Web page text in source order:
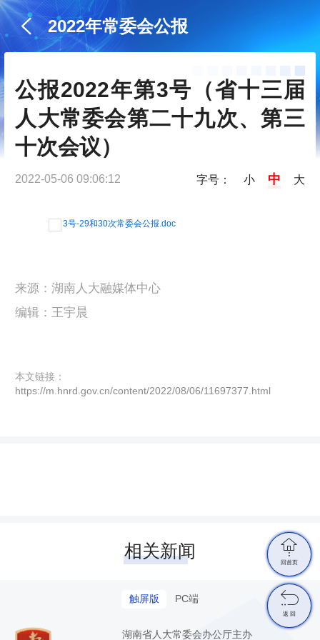
2022年常委会公报
公报2022年第3号（省十三届
人大常委会第二十九次、第三
十次会议）
2022-05-06 09:06:12 字号： 小 中 大
3号-29和30次常委会公报.doc
来源：湖南人大融媒体中心
编辑：王宇晨
本文链接：
https://m.hnrd.gov.cn/content/2022/08/06/11697377.html
相关新闻
触屏版 PC端
湖南省人大常委会办公厅主办

回首页

返 回